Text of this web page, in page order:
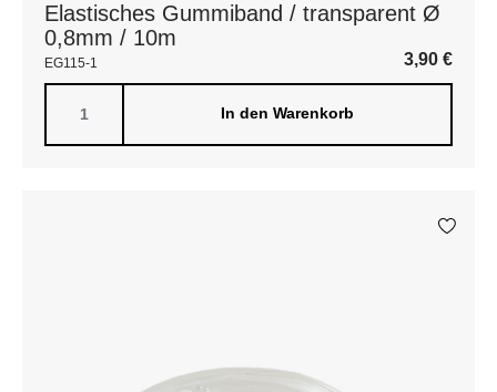
Elastisches Gummiband / transparent Ø
0,8mm / 10m
EG115-1 3,90 €
In den Warenkorb